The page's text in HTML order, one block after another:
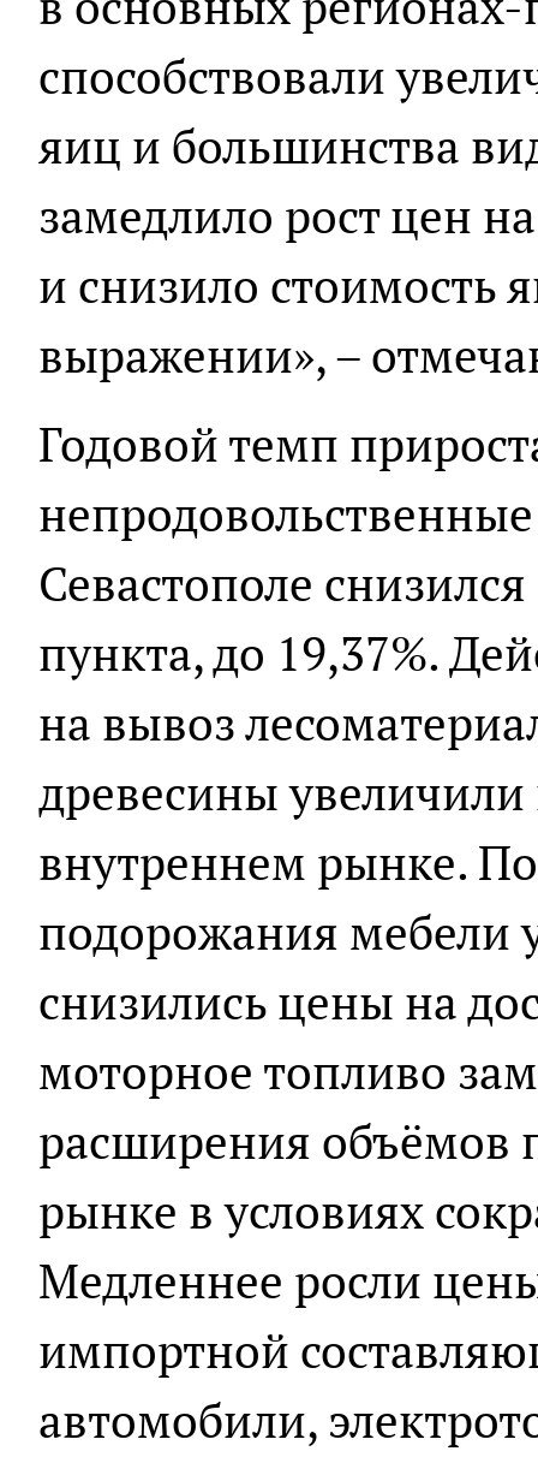
способствовали
яиц и большинства
замедлило рост цен
и снизило стоимость
выражении», –
Годовой темп
Севастополе
пункта, до 19,37%.
на вывоз
древесины
внутреннем рынке.
подорожания мебели
снизились цены на
моторное топливо
расширения объёмов
рынке в условиях
Медленнее росли
импортной
автомобили,